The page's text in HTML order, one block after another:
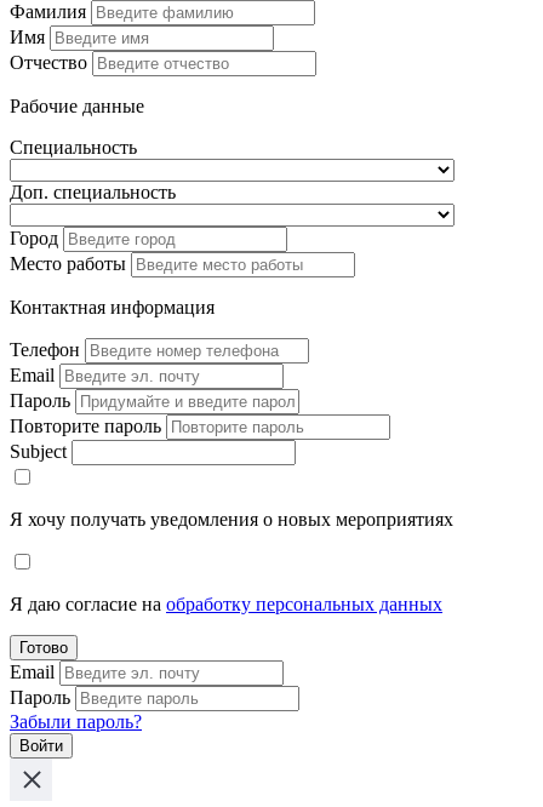
Фамилия
Имя
Отчество
Рабочие данные
Специальность
Доп. специальность
Город
Место работы
Контактная информация
Телефон
Email
Пароль
Повторите пароль
Subject
Я хочу получать уведомления о новых мероприятиях
Я даю согласие на обработку персональных данных
Готово
Email
Пароль
Забыли пароль?
Войти